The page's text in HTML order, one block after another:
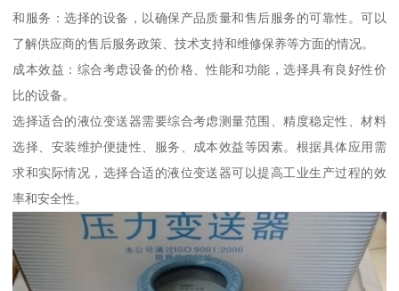
和服务：选择的设备，以确保产品质量和售后服务的可靠性。可以
了解供应商的售后服务政策、技术支持和维修保养等方面的情况。
成本效益：综合考虑设备的价格、性能和功能，选择具有良好性价
比的设备。
选择适合的液位变送器需要综合考虑测量范围、精度稳定性、材料
选择、安装维护便捷性、服务、成本效益等因素。根据具体应用需
求和实际情况，选择合适的液位变送器可以提高工业生产过程的效
率和安全性。